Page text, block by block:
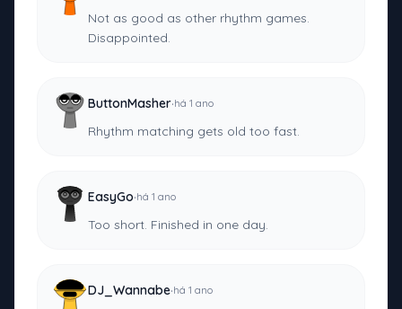
Not as good as other rhythm games.
Disappointed.
ButtonMasher·há 1 ano
Rhythm matching gets old too fast.
EasyGo·há 1 ano
Too short. Finished in one day.
DJ_Wannabe·há 1 ano